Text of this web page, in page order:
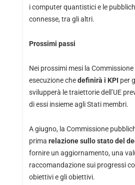
i computer quantistici e le
connesse, tra gli altri.
Prossimi passi
Nei prossimi mesi la
esecuzione chedefinirà i KPI per
svilupperà le traiettorie dell’UE
di essi insieme agli Stati membri.
A giugno, la Commissione
prima relazione sullo stato del
fornire un aggiornamento, una
raccomandazione sui progressi
obiettivi e gli obiettivi.